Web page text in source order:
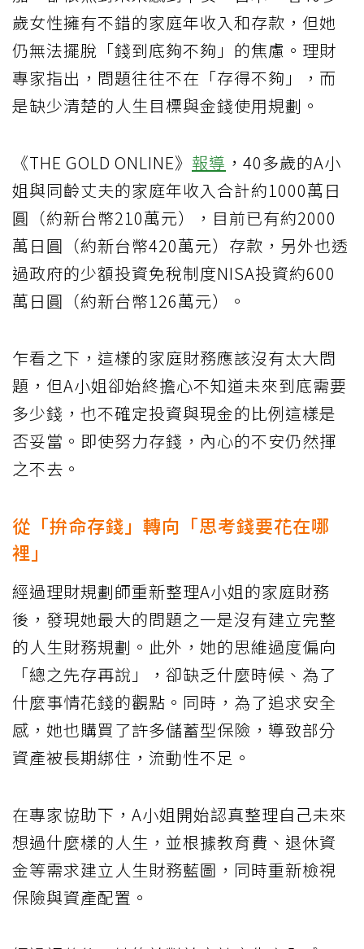
歲女性擁有不錯的家庭年收入和存款，但她
仍無法擺脫「錢到底夠不夠」的焦慮。理財
專家指出，問題往往不在「存得不夠」，而
是缺少清楚的人生目標與金錢使用規劃。
《THE GOLD ONLINE》 報導 ，40多歲的A小
姐與同齡丈夫的家庭年收入合計約1000萬日
圓（約新台幣210萬元），目前已有約2000
萬日圓（約新台幣420萬元）存款，另外也透
過政府的少額投資免稅制度NISA投資約600
萬日圓（約新台幣126萬元）。
乍看之下，這樣的家庭財務應該沒有太大問
題，但A小姐卻始終擔心不知道未來到底需要
多少錢，也不確定投資與現金的比例這樣是
否妥當。即使努力存錢，內心的不安仍然揮
之不去。
從「拚命存錢」轉向「思考錢要花在哪
裡」
經過理財規劃師重新整理A小姐的家庭財務
後，發現她最大的問題之一是沒有建立完整
的人生財務規劃。此外，她的思維過度偏向
「總之先存再說」，卻缺乏什麼時候、為了
什麼事情花錢的觀點。同時，為了追求安全
感，她也購買了許多儲蓄型保險，導致部分
資產被長期綁住，流動性不足。
在專家協助下，A小姐開始認真整理自己未來
想過什麼樣的人生，並根據教育費、退休資
金等需求建立人生財務藍圖，同時重新檢視
保險與資產配置。